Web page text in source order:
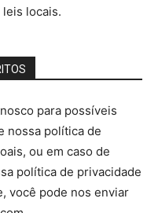
locais.
para possíveis
nossa política de
ou em caso de
política de privacidade
você pode nos enviar